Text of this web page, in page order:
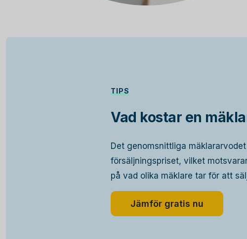
TIPS
Vad kostar en
Det genomsnittliga
försäljningspriset, vilket
på vad olika mäklare tar för att
Jämför gratis nu